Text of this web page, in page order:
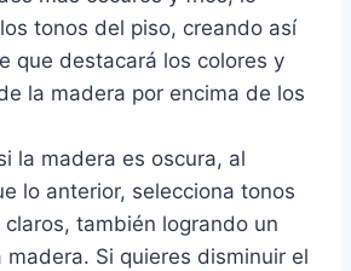
tonos del piso, creando así
que destacará los colores y
la madera por encima de los
la madera es oscura, al
lo anterior, selecciona tonos
también logrando un
madera. Si quieres disminuir el